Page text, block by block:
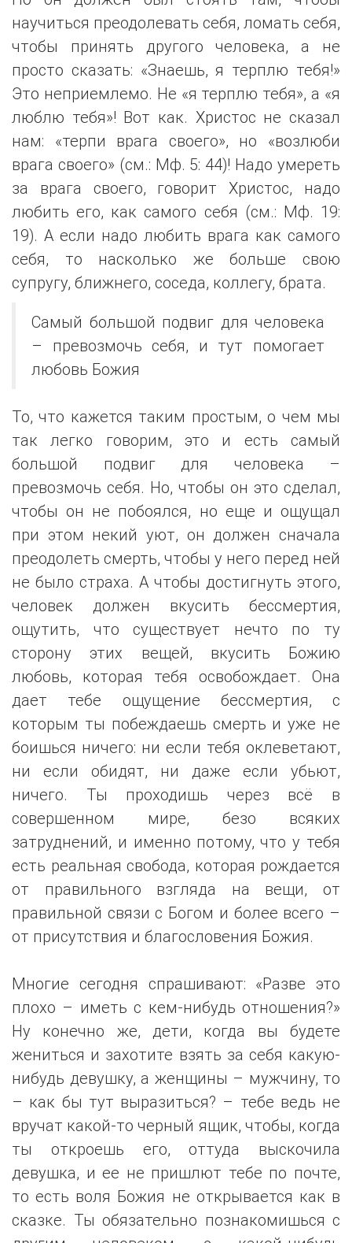
научиться преодолевать себя, ломать себя,
чтобы принять другого человека, а не
просто сказать: «Знаешь, я терплю тебя!»
Это неприемлемо. Не «я терплю тебя», а «я
люблю тебя»! Вот как. Христос не сказал
нам: «терпи врага своего», но «возлюби
врага своего» (см.: Мф. 5: 44)! Надо умереть
за врага своего, говорит Христос, надо
любить его, как самого себя (см.: Мф. 19:
19). А если надо любить врага как самого
себя, то насколько же больше свою
супругу, ближнего, соседа, коллегу, брата.
Самый большой подвиг для человека
– превозмочь себя, и тут помогает
любовь Божия
То, что кажется таким простым, о чем мы
так легко говорим, это и есть самый
большой подвиг для человека –
превозмочь себя. Но, чтобы он это сделал,
чтобы он не побоялся, но еще и ощущал
при этом некий уют, он должен сначала
преодолеть смерть, чтобы у него перед ней
не было страха. А чтобы достигнуть этого,
человек должен вкусить бессмертия,
ощутить, что существует нечто по ту
сторону этих вещей, вкусить Божию
любовь, которая тебя освобождает. Она
дает тебе ощущение бессмертия, с
которым ты побеждаешь смерть и уже не
боишься ничего: ни если тебя оклеветают,
ни если обидят, ни даже если убьют,
ничего. Ты проходишь через всё в
совершенном мире, безо всяких
затруднений, и именно потому, что у тебя
есть реальная свобода, которая рождается
от правильного взгляда на вещи, от
правильной связи с Богом и более всего –
от присутствия и благословения Божия.
Многие сегодня спрашивают: «Разве это
плохо – иметь с кем-нибудь отношения?»
Ну конечно же, дети, когда вы будете
жениться и захотите взять за себя какую-
нибудь девушку, а женщины – мужчину, то
– как бы тут выразиться? – тебе ведь не
вручат какой-то черный ящик, чтобы, когда
ты откроешь его, оттуда выскочила
девушка, и ее не пришлют тебе по почте,
то есть воля Божия не открывается как в
сказке. Ты обязательно познакомишься с